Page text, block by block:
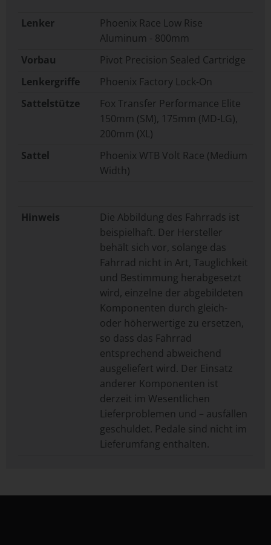
Lenker
Phoenix Race Low Rise
Aluminum - 800mm
Vorbau
Pivot Precision Sealed Cartridge
Lenkergriffe
Phoenix Factory Lock-On
Sattelstütze
Fox Transfer Performance Elite
150mm (SM), 175mm (MD-LG),
200mm (XL)
Sattel
Phoenix WTB Volt Race (Medium
Width)
Hinweis
Die Abbildung des Fahrrads ist
beispielhaft. Der Hersteller
behält sich vor, solange das
Fahrrad nicht in Art, Tauglichkeit
und Bestimmung herabgesetzt
wird, einzelne der abgebildeten
Komponenten durch gleich-
oder höherwertige zu ersetzen,
so dass das Fahrrad
entsprechend abweichend
ausgeliefert wird. Der Einsatz
anderer Komponenten ist
derzeit im Wesentlichen
Lieferproblemen und – ausfällen
geschuldet. Pedale sind nicht im
Lieferumfang enthalten.